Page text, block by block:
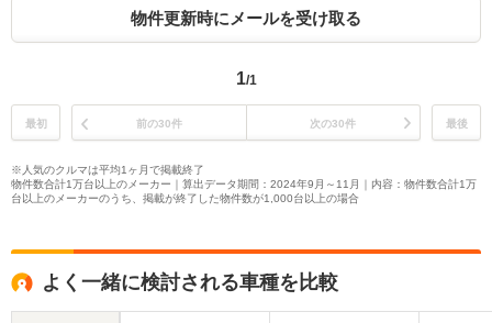
物件更新時にメールを受け取る
1/1
最初 前の30件 次の30件 最後
※人気のクルマは平均1ヶ月で掲載終了
物件数合計1万台以上のメーカー｜算出データ期間：2024年9月～11月｜内容：物件数合計1万
台以上のメーカーのうち、掲載が終了した物件数が1,000台以上の場合
よく一緒に検討される車種を比較